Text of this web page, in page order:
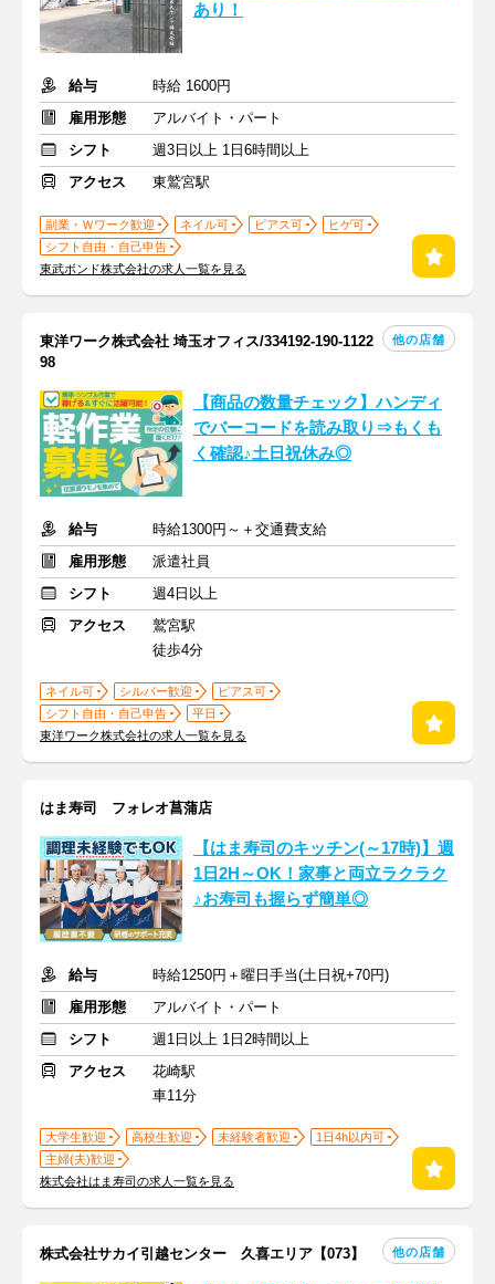
あり！
給与
時給 1600円
雇用形態
アルバイト・パート
シフト
週3日以上 1日6時間以上
アクセス
東鷲宮駅
副業・Ｗワーク歓迎 ネイル可 ピアス可
ヒゲ可
シフト自由・自己申告
東武ボンド株式会社の求人一覧を見る
東洋ワーク株式会社 埼玉オフィス/334192-190-1122
98
他の店舗
【商品の数量チェック】ハンディ
でバーコードを読み取り⇒もくも
く確認♪土日祝休み◎
給与
時給1300円～＋交通費支給
雇用形態
派遣社員
シフト
週4日以上
アクセス
鷲宮駅
徒歩4分
ネイル可 シルバー歓迎
ピアス可
シフト自由・自己申告
平日
東洋ワーク株式会社の求人一覧を見る
はま寿司 フォレオ菖蒲店
【はま寿司のキッチン(～17時)】週
1日2H～OK！家事と両立ラクラク
♪お寿司も握らず簡単◎
給与
時給1250円＋曜日手当(土日祝+70円)
雇用形態
アルバイト・パート
シフト
週1日以上 1日2時間以上
アクセス
花崎駅
車11分
大学生歓迎 高校生歓迎 未経験者歓迎
1日4h以内可
主婦(夫)歓迎
株式会社はま寿司の求人一覧を見る
株式会社サカイ引越センター 久喜エリア【073】 他の店舗